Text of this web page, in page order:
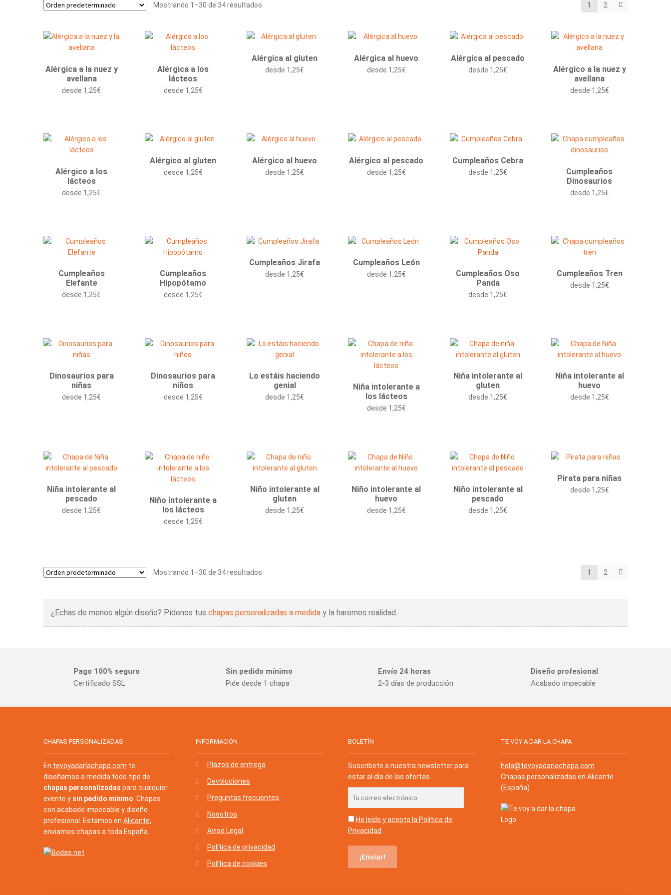
Mostrando 1–30 de 34 resultados 1 2
Alérgica a la nuez y
avellana
desde 1,25€
Alérgica a los
lácteos
desde 1,25€
Alérgica al gluten
desde 1,25€
Alérgica al huevo
desde 1,25€
Alérgica al pescado
desde 1,25€
Alérgico a la nuez y
avellana
desde 1,25€
Alérgico a los
lácteos
desde 1,25€
Alérgico al gluten
desde 1,25€
Alérgico al huevo
desde 1,25€
Alérgico al pescado
desde 1,25€
Cumpleaños Cebra
desde 1,25€
Cumpleaños
Dinosaurios
desde 1,25€
Cumpleaños
Elefante
desde 1,25€
Cumpleaños
Hipopótamo
desde 1,25€
Cumpleaños Jirafa
desde 1,25€
Cumpleaños León
desde 1,25€
Cumpleaños Oso
Panda
desde 1,25€
Cumpleaños Tren
desde 1,25€
Dinosaurios para
niñas
desde 1,25€
Dinosaurios para
niños
desde 1,25€
Lo estáis haciendo
genial
desde 1,25€
Niña intolerante a
los lácteos
desde 1,25€
Niña intolerante al
gluten
desde 1,25€
Niña intolerante al
huevo
desde 1,25€
Niña intolerante al
pescado
desde 1,25€
Niño intolerante a
los lácteos
desde 1,25€
Niño intolerante al
gluten
desde 1,25€
Niño intolerante al
huevo
desde 1,25€
Niño intolerante al
pescado
desde 1,25€
Pirata para niñas
desde 1,25€
Mostrando 1–30 de 34 resultados 1 2
¿Echas de menos algún diseño? Pídenos tus chapas personalizadas a medida y la haremos realidad.
Pago 100% seguro
Certificado SSL
Sin pedido mínimo
Pide desde 1 chapa
Envío 24 horas
2-3 días de producción
Diseño profesional
Acabado impecable
CHAPAS PERSONALIZADAS
En tevoyadarlachapa.com te
diseñamos a medida todo tipo de
chapas personalizadas para cualquier
evento y sin pedido mínimo . Chapas
con acabado impecable y diseño
profesional. Estamos en Alicante,
enviamos chapas a toda España.
INFORMACIÓN
Plazos de entrega
Devoluciones
Preguntas frecuentes
Nosotros
Aviso Legal
Política de privacidad
Política de cookies
BOLETÍN
Suscríbete a nuestra newsletter para
estar al día de las ofertas
He leído y acepto la Política de
Privacidad
TE VOY A DAR LA CHAPA
hola@tevoyadarlachapa.com
Chapas personalizadas en Alicante
(España)